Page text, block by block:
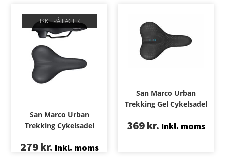
IKKE PÅ LAGER
San Marco Urban
Trekking Cykelsadel
279kr. Inkl. moms
San Marco Urban
Trekking Gel Cykelsadel
369kr. Inkl. moms